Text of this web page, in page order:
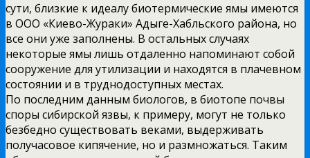
сути, близкие к идеалу биотермические ямы имеются
в ООО «Киево-Жураки» Адыге-Хабльского района, но
все они уже заполнены. В остальных случаях
некоторые ямы лишь отдаленно напоминают собой
сооружение для утилизации и находятся в плачевном
состоянии и в труднодоступных местах.
По последним данным биологов, в биотопе почвы
споры сибирской язвы, к примеру, могут не только
безбедно существовать веками, выдерживать
получасовое кипячение, но и размножаться. Таким